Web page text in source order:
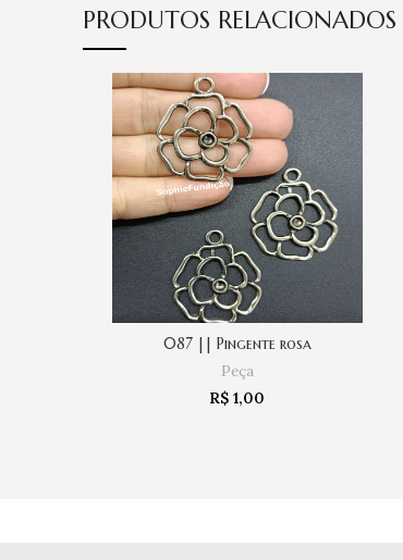
PRODUTOS RELACIONADOS
COMPRAR
087 || Pingente rosa
Peça
R$ 1,00